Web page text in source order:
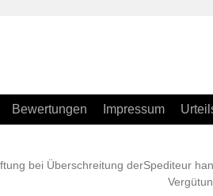
Bewertungen Impressum
bei Überschreitung derSpediteur